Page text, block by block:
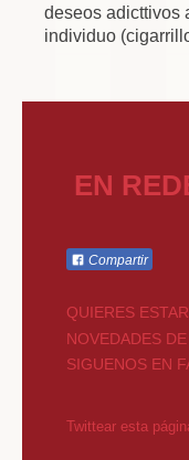
deseos adicttivos
individuo
EN
Compartir
QUIERES
NOVEDADES DE
SIGUENOS EN
Twittear esta